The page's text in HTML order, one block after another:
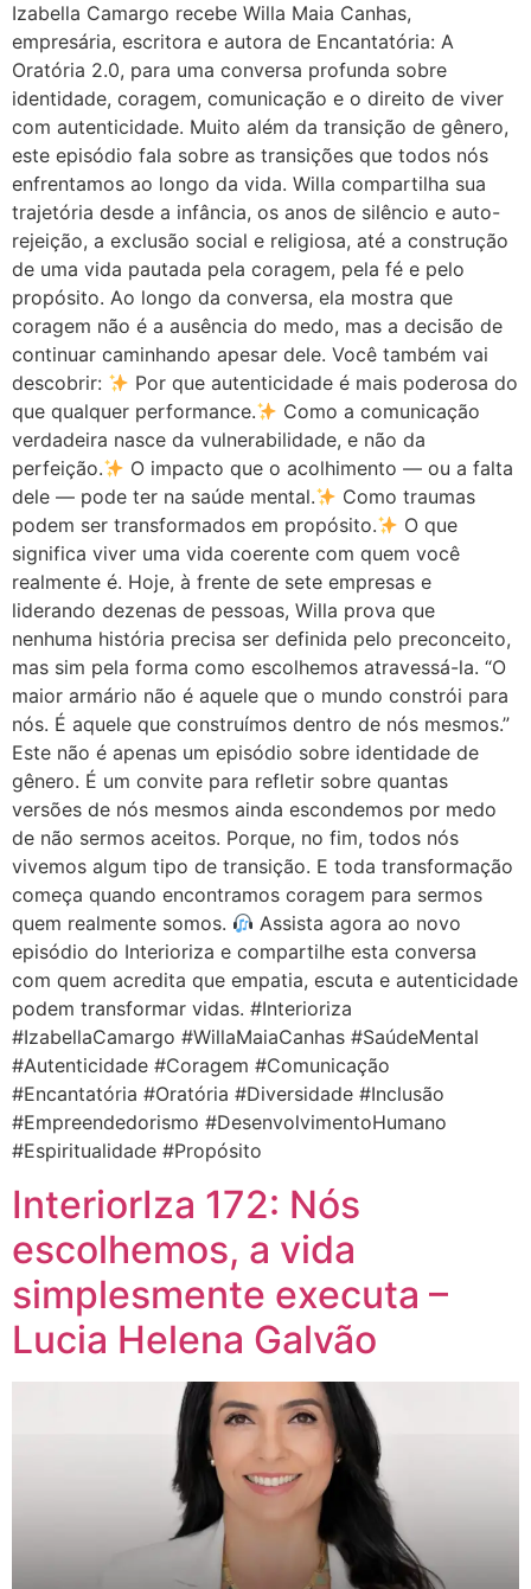
Izabella Camargo recebe Willa Maia Canhas,
empresária, escritora e autora de Encantatória: A
Oratória 2.0, para uma conversa profunda sobre
identidade, coragem, comunicação e o direito de viver
com autenticidade. Muito além da transição de gênero,
este episódio fala sobre as transições que todos nós
enfrentamos ao longo da vida. Willa compartilha sua
trajetória desde a infância, os anos de silêncio e auto-
rejeição, a exclusão social e religiosa, até a construção
de uma vida pautada pela coragem, pela fé e pelo
propósito. Ao longo da conversa, ela mostra que
coragem não é a ausência do medo, mas a decisão de
continuar caminhando apesar dele. Você também vai
descobrir:
Por que autenticidade é mais poderosa do
que qualquer performance.
Como a comunicação
verdadeira nasce da vulnerabilidade, e não da
perfeição.
O impacto que o acolhimento — ou a falta
dele — pode ter na saúde mental.
Como traumas
podem ser transformados em propósito.
O que
significa viver uma vida coerente com quem você
realmente é. Hoje, à frente de sete empresas e
liderando dezenas de pessoas, Willa prova que
nenhuma história precisa ser definida pelo preconceito,
mas sim pela forma como escolhemos atravessá-la. “O
maior armário não é aquele que o mundo constrói para
nós. É aquele que construímos dentro de nós mesmos.”
Este não é apenas um episódio sobre identidade de
gênero. É um convite para refletir sobre quantas
versões de nós mesmos ainda escondemos por medo
de não sermos aceitos. Porque, no fim, todos nós
vivemos algum tipo de transição. E toda transformação
começa quando encontramos coragem para sermos
quem realmente somos.
Assista agora ao novo
episódio do Interioriza e compartilhe esta conversa
com quem acredita que empatia, escuta e autenticidade
podem transformar vidas. #Interioriza
#IzabellaCamargo #WillaMaiaCanhas #SaúdeMental
#Autenticidade #Coragem #Comunicação
#Encantatória #Oratória #Diversidade #Inclusão
#Empreendedorismo #DesenvolvimentoHumano
#Espiritualidade #Propósito
InteriorIza 172: Nós
escolhemos, a vida
simplesmente executa –
Lucia Helena Galvão